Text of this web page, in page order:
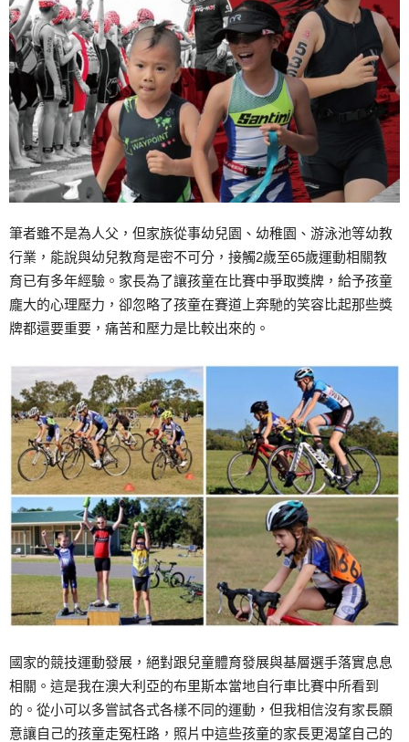
筆者雖不是為人父，但家族從事幼兒園、幼稚園、游泳池等幼教
行業，能說與幼兒教育是密不可分，接觸2歲至65歲運動相關教
育已有多年經驗。家長為了讓孩童在比賽中爭取獎牌，給予孩童
龐大的心理壓力，卻忽略了孩童在賽道上奔馳的笑容比起那些獎
牌都還要重要，痛苦和壓力是比較出來的。
國家的競技運動發展，絕對跟兒童體育發展與基層選手落實息息
相關。這是我在澳大利亞的布里斯本當地自行車比賽中所看到
的。從小可以多嘗試各式各樣不同的運動，但我相信沒有家長願
意讓自己的孩童走冤枉路，照片中這些孩童的家長更渴望自己的